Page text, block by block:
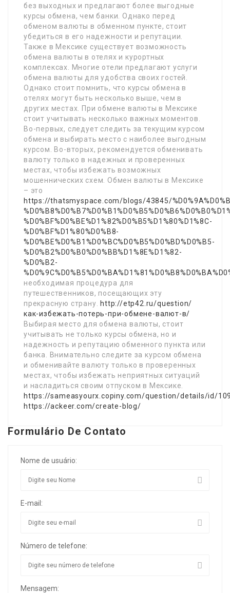
без выходных и предлагают более выгодные
курсы обмена, чем банки. Однако перед
обменом валюты в обменном пункте, стоит
убедиться в его надежности и репутации.
Также в Мексике существует возможность
обмена валюты в отелях и курортных
комплексах. Многие отели предлагают услуги
обмена валюты для удобства своих гостей.
Однако стоит помнить, что курсы обмена в
отелях могут быть несколько выше, чем в
других местах. При обмене валюты в Мексике
стоит учитывать несколько важных моментов.
Во-первых, следует следить за текущим курсом
обмена и выбирать место с наиболее выгодным
курсом. Во-вторых, рекомендуется обменивать
валюту только в надежных и проверенных
местах, чтобы избежать возможных
мошеннических схем. Обмен валюты в Мексике
– это
https://thatsmyspace.com/blogs/43845/
%D0%BF%D0%BE%D1%82%D0%B5%D1%80%D1%8C-
%D0%BF%D1%80%D0%B8-
%D0%BE%D0%B1%D0%BC%D0%B5%D0%BD%D0%B5-
%D0%B2%D0%B0%D0%BB%D1%8E%D1%82-
%D0%B2-
необходимая процедура для
путешественников, посещающих эту
прекрасную страну.
http://etp42.ru/question/
как-избежать-потерь-при-обмене-валют-в/
Выбирая место для обмена валюты, стоит
учитывать не только курсы обмена, но и
надежность и репутацию обменного пункта или
банка. Внимательно следите за курсом обмена
и обменивайте валюту только в проверенных
местах, чтобы избежать неприятных ситуаций
и насладиться своим отпуском в Мексике.
https://sameasyourx.copiny.com/question/details/id/
https://ackeer.com/create-blog/
Formulário De Contato
Nome de usuário:
E-mail:
Número de telefone:
Mensagem: